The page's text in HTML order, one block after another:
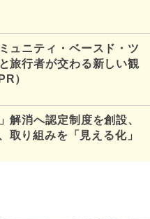
ュニティ・ベースド・ツ
旅行者が交わる新しい観
）
解消へ認定制度を創設、
取り組みを「見える化」